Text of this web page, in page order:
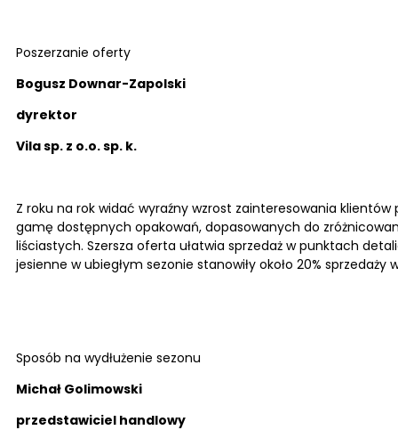
Poszerzanie oferty
Bogusz Downar-Zapolski
dyrektor
Vila sp. z o.o. sp. k.
Z roku na rok widać wyraźny wzrost zainteresowania
gamę dostępnych opakowań, dopasowanych do
liściastych. Szersza oferta ułatwia sprzedaż w punktach
jesienne w ubiegłym sezonie stanowiły około 20% sprzedaży
Sposób na wydłużenie sezonu
Michał Golimowski
przedstawiciel handlowy